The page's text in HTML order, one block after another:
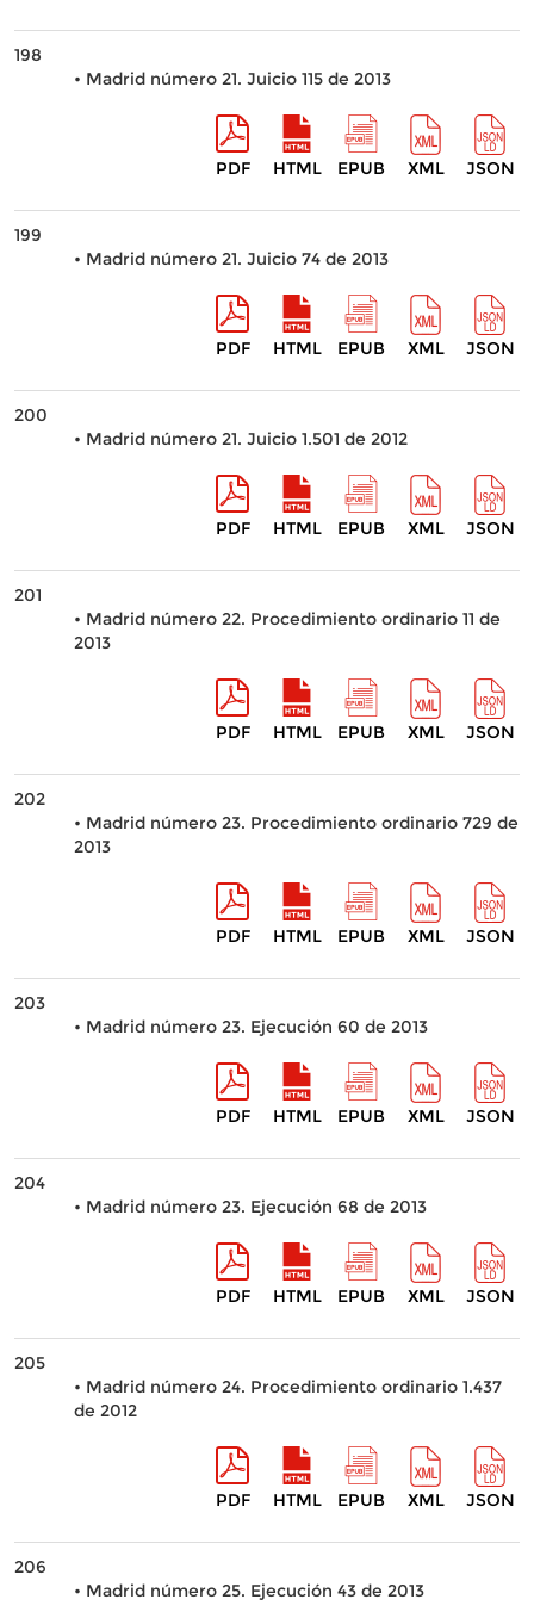
198
• Madrid número 21. Juicio 115 de 2013
PDF HTML EPUB XML JSON
199
• Madrid número 21. Juicio 74 de 2013
PDF HTML EPUB XML JSON
200
• Madrid número 21. Juicio 1.501 de 2012
PDF HTML EPUB XML JSON
201
• Madrid número 22. Procedimiento ordinario 11 de
2013
PDF HTML EPUB XML JSON
202
• Madrid número 23. Procedimiento ordinario 729 de
2013
PDF HTML EPUB XML JSON
203
• Madrid número 23. Ejecución 60 de 2013
PDF HTML EPUB XML JSON
204
• Madrid número 23. Ejecución 68 de 2013
PDF HTML EPUB XML JSON
205
• Madrid número 24. Procedimiento ordinario 1.437
de 2012
PDF HTML EPUB XML JSON
206
• Madrid número 25. Ejecución 43 de 2013